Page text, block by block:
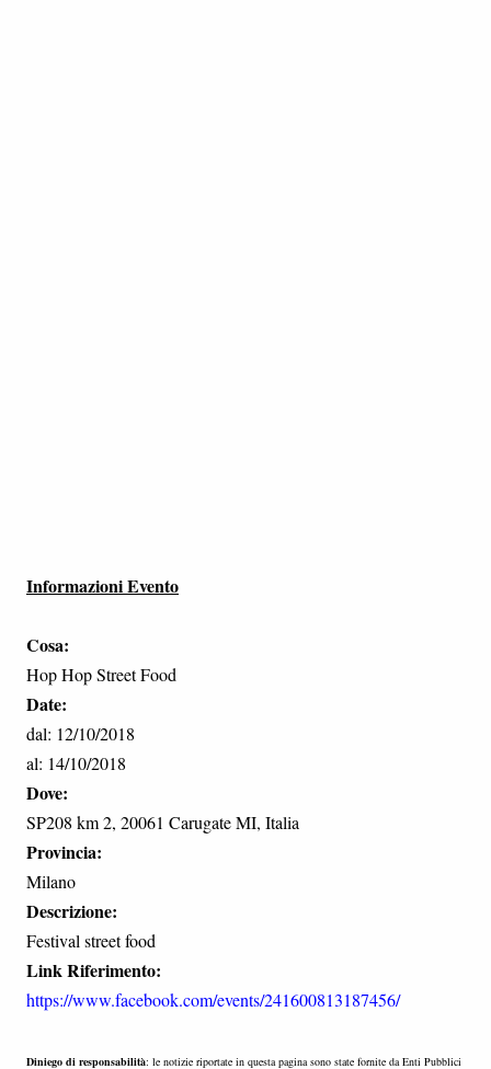
Informazioni Evento
Cosa:
Hop Hop Street Food
Date:
dal: 12/10/2018
al: 14/10/2018
Dove:
SP208 km 2, 20061 Carugate MI, Italia
Provincia:
Milano
Descrizione:
Festival street food
Link Riferimento:
https://www.facebook.com/events/241600813187456/
Diniego di responsabilità: le notizie riportate in questa pagina sono state fornite da Enti Pubblici